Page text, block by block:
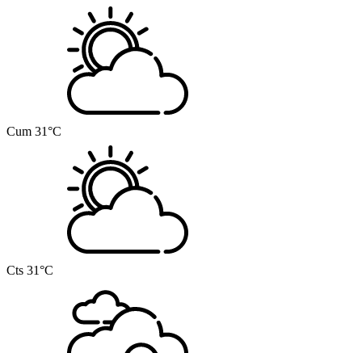
Cum 31°C
Cts 31°C